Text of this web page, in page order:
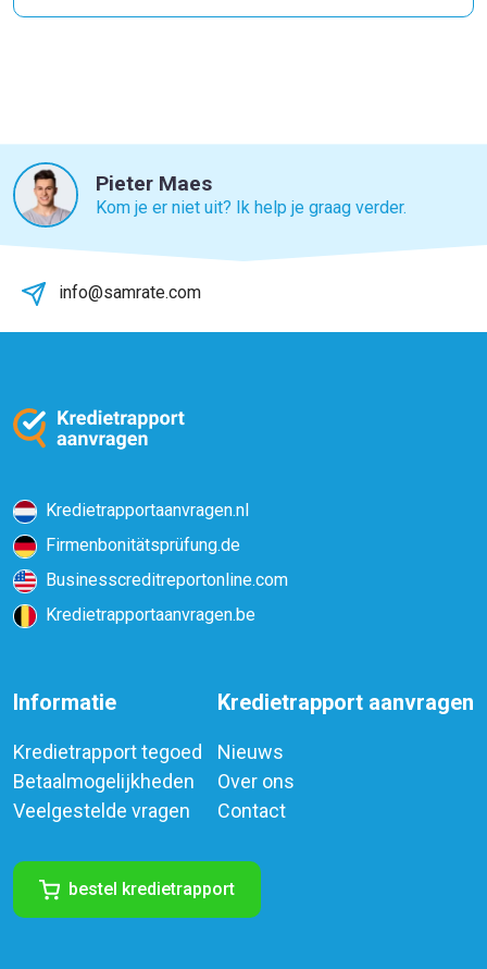
Pieter Maes
Kom je er niet uit? Ik help je graag verder.
info@samrate.com
Kredietrapportaanvragen.nl
Firmenbonitätsprüfung.de
Businesscreditreportonline.com
Kredietrapportaanvragen.be
Informatie
Kredietrapport tegoed
Betaalmogelijkheden
Veelgestelde vragen
Kredietrapport aanvragen
Nieuws
Over ons
Contact
bestel kredietrapport